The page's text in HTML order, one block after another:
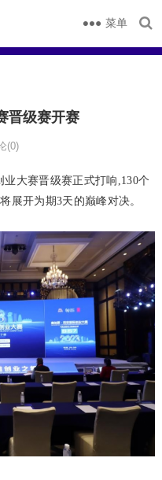
菜单
晋级赛开赛
(0)
业大赛晋级赛正式打响,130个
展开为期3天的巅峰对决。